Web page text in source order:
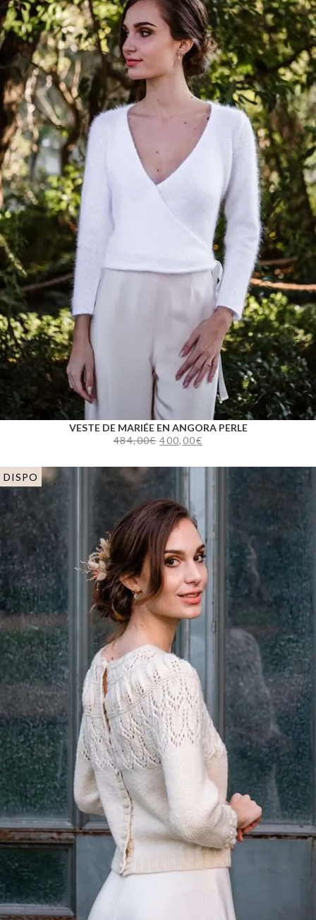
VESTE DE MARIÉE EN ANGORA PERLE
484,00€ 400,00€
DISPO